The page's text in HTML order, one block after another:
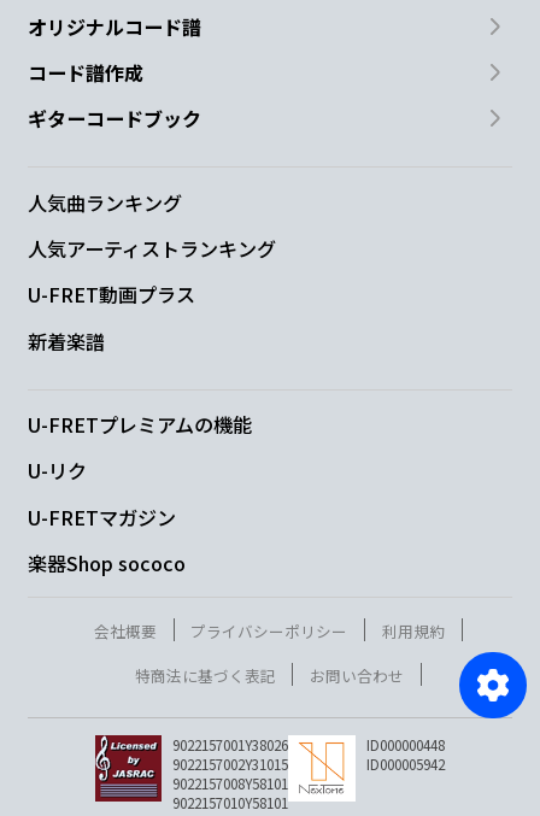
オリジナルコード譜
コード譜作成
ギターコードブック
人気曲ランキング
人気アーティストランキング
U-FRET動画プラス
新着楽譜
U-FRETプレミアムの機能
U-リク
U-FRETマガジン
楽器Shop sococo
会社概要 プライバシーポリシー
利用規約
特商法に基づく表記
お問い合わせ
9022157001Y38026
9022157002Y31015
9022157008Y58101
9022157010Y58101
ID000000448
ID000005942